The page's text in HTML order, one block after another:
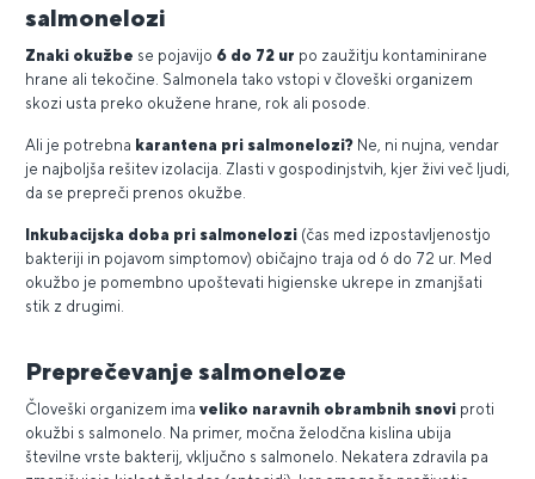
salmonelozi
Znaki okužbe se pojavijo 6 do 72 ur po zaužitju kontaminirane
hrane ali tekočine. Salmonela tako vstopi v človeški organizem
skozi usta preko okužene hrane, rok ali posode.
Ali je potrebna karantena pri salmonelozi? Ne, ni nujna, vendar
je najboljša rešitev izolacija. Zlasti v gospodinjstvih, kjer živi več ljudi,
da se prepreči prenos okužbe.
Inkubacijska doba pri salmonelozi (čas med izpostavljenostjo
bakteriji in pojavom simptomov) običajno traja od 6 do 72 ur. Med
okužbo je pomembno upoštevati higienske ukrepe in zmanjšati
stik z drugimi.
Preprečevanje salmoneloze
Človeški organizem ima veliko naravnih obrambnih snovi proti
okužbi s salmonelo. Na primer, močna želodčna kislina ubija
številne vrste bakterij, vključno s salmonelo. Nekatera zdravila pa